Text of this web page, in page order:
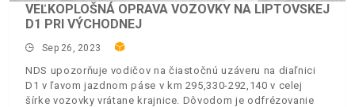
VEĽKOPLOŠNÁ OPRAVA VOZOVKY NA LIPTOVSKEJ
D1 PRI VÝCHODNEJ
Sep 26, 2023
NDS upozorňuje vodičov na čiastočnú uzáveru na diaľnici
D1 v ľavom jazdnom páse v km 295,330-292,140 v celej
šírke vozovky vrátane krajnice. Dôvodom je odfrézovanie